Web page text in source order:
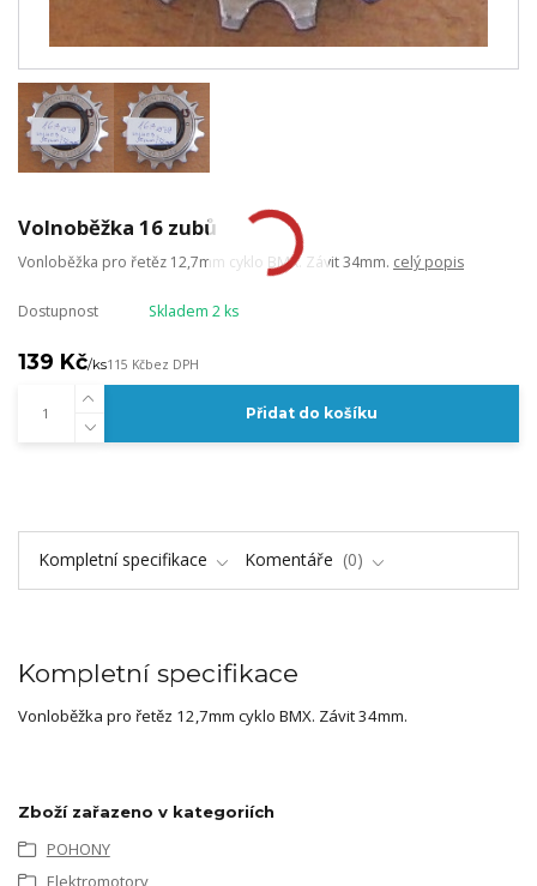
Volnoběžka 16 zubů
Vonloběžka pro řetěz 12,7mm cyklo BMX. Závit 34mm. celý popis
Dostupnost Skladem 2 ks
139 Kč/ks115 Kčbez DPH
Přidat do košíku
Kompletní specifikace Komentáře 0
Kompletní specifikace
Vonloběžka pro řetěz 12,7mm cyklo BMX. Závit 34mm.
Zboží zařazeno v kategoriích
POHONY
Elektromotory